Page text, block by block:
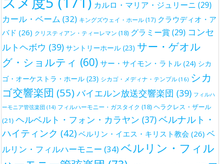
カルロ・マリア・ジュリーニ (29)
カール・ベーム (32) キングズウェイ・ホール (17) クラウディオ・ア
バド (26) クリスティアン・ティーレマン (18) グラミー賞 (29) コンセ
ルトヘボウ (39) サントリーホール (23) サー・ゲオル
グ・ショルティ (60) サー・サイモン・ラトル (24) シカ
ゴ・オーケストラ・ホール (23) シカゴ・メディナ・テンプル (16) シカ
ゴ交響楽団 (55) バイエルン放送交響楽団 (39) フィルハ
ーモニア管弦楽団 (14) フィルハーモニー・ガスタイク (18) ヘラクレス・ザール
(21) ヘルベルト・フォン・カラヤン (37)ベルナルト・
ハイティンク (42) ベルリン・イエス・キリスト教会 (26) ベ
ルリン・フィルハーモニー (34)ベルリン・フィル